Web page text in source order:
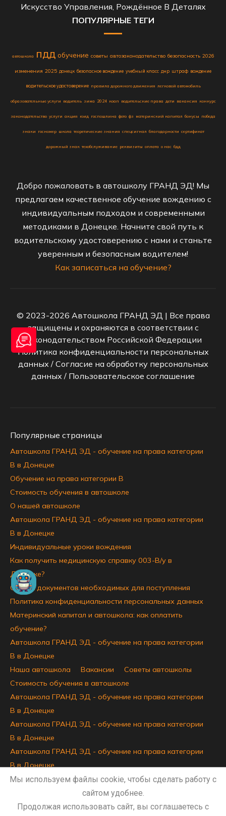
Искусство Управления, Рождённое В Деталях
ПОПУЛЯРНЫЕ ТЕГИ
автошкола пдд обучение советы автозаконодательство безопасность 2026
изменения 2025 донецк безопасное вождение учебный класс днр штраф вождение
водительское удостоверение правила дорожного движения легковой автомобиль
образовательные услуги водитель зима 2024 коап водительские права дети вакансия конкурс
законодательство услуги акция юид госпошлина фото фз материнский капитал бонусы победа
знаки госномер школа теоретические знания спецсигнал благодарности сертификат
дорожный знак техобслуживание реквизиты оплата о нас бдд
Добро пожаловать в автошколу ГРАНД ЭД! Мы
предлагаем качественное обучение вождению с
индивидуальным подходом и современными
методиками в Донецке. Начните свой путь к
водительскому удостоверению с нами и станьте
уверенным и безопасным водителем!
Как записаться на обучение?
© 2023-2026 Автошкола ГРАНД ЭД | Все права
защищены и охраняются в соответствии с
законодательством Российской Федерации
Политика конфиденциальности персональных
данных / Согласие на обработку персональных
данных / Пользовательское соглашение
Популярные страницы
Автошкола ГРАНД ЭД - обучение на права категории
B в Донецке
Обучение на права категории B
Стоимость обучения в автошколе
О нашей автошколе
Автошкола ГРАНД ЭД - обучение на права категории
B в Донецке
Индивидуальные уроки вождения
Как получить медицинскую справку 003-В/у в
Донецке?
Список документов необходимых для поступления
Политика конфиденциальности персональных данных
Материнский капитал и автошкола: как оплатить
обучение?
Автошкола ГРАНД ЭД - обучение на права категории
B в Донецке
Наша автошкола
Вакансии
Советы автошколы
Стоимость обучения в автошколе
Автошкола ГРАНД ЭД - обучение на права категории
B в Донецке
Автошкола ГРАНД ЭД - обучение на права категории
B в Донецке
Автошкола ГРАНД ЭД - обучение на права категории
B в Донецке
Автошкола ГРАНД ЭД - обучение на права категории
Сведения об образовательной организации
Мы используем файлы cookie, чтобы сделать работу с
сайтом удобнее.
Продолжая использовать сайт, вы соглашаетесь с